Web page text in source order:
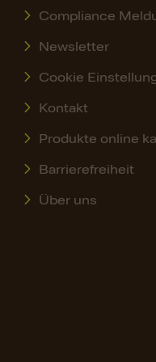
Compliance
Newsletter
Cookie
Kontakt
Produkte online
Barrierefreiheit
Über uns